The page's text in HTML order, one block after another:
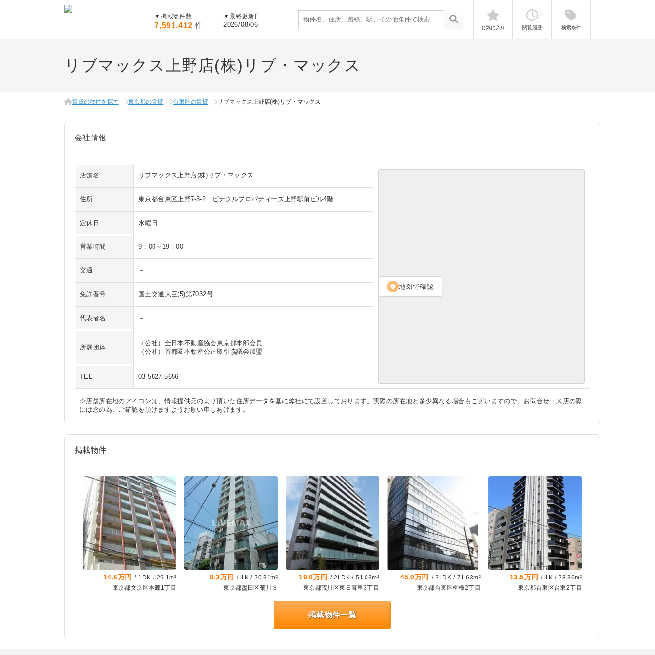
▼ 掲載物件数
7,591,412 件
▼ 最終更新日
2026/08/06 お気に入り 閲覧履歴 検索条件
リブマックス上野店(株)リブ・マックス
賃貸の物件を探す 東京都の賃貸 台東区の賃貸 リブマックス上野店(株)リブ・マックス
会社情報
店舗名 リブマックス上野店(株)リブ・マックス
location_on 地図で確認
住所 東京都台東区上野7-3-2 ピナクルプロパティーズ上野駅前ビル4階
定休日 水曜日
営業時間 9：00～19：00
交通 －
免許番号 国土交通大臣(5)第7032号
代表者名 －
所属団体
（公社）全日本不動産協会東京都本部会員
（公社）首都圏不動産公正取引協議会加盟
TEL 03-5827-5656
※店舗所在地のアイコンは、情報提供元のより頂いた住所データを基に弊社にて設置しております。実際の所在地と多少異なる場合もございますので、お問合せ・来店の際
には念の為、ご確認を頂けますようお願い申しあげます。
掲載物件
14.6万円 / 1DK / 29.1m²
東京都文京区本郷1丁目
8.3万円 / 1K /20.31m²
東京都墨田区菊川３
19.0万円 /2LDK /51.03m²
東京都荒川区東日暮里3丁目
45.0万円 /2LDK /71.63m²
東京都台東区柳橋2丁目
13.5万円 / 1K /28.36m²
東京都台東区台東2丁目
掲載物件一覧